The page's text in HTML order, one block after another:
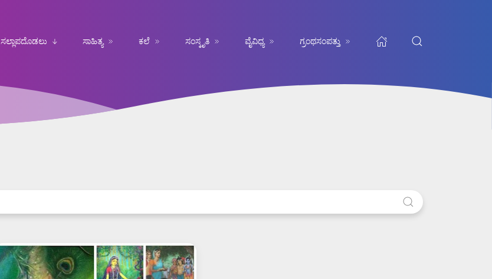
ಸಲ್ಲಾಪದೊಡಲು ಸಾಹಿತ್ಯ ಕಲೆ ಸಂಸ್ಕೃತಿ ವೈವಿಧ್ಯ ಗ್ರಂಥಸಂಪತ್ತು